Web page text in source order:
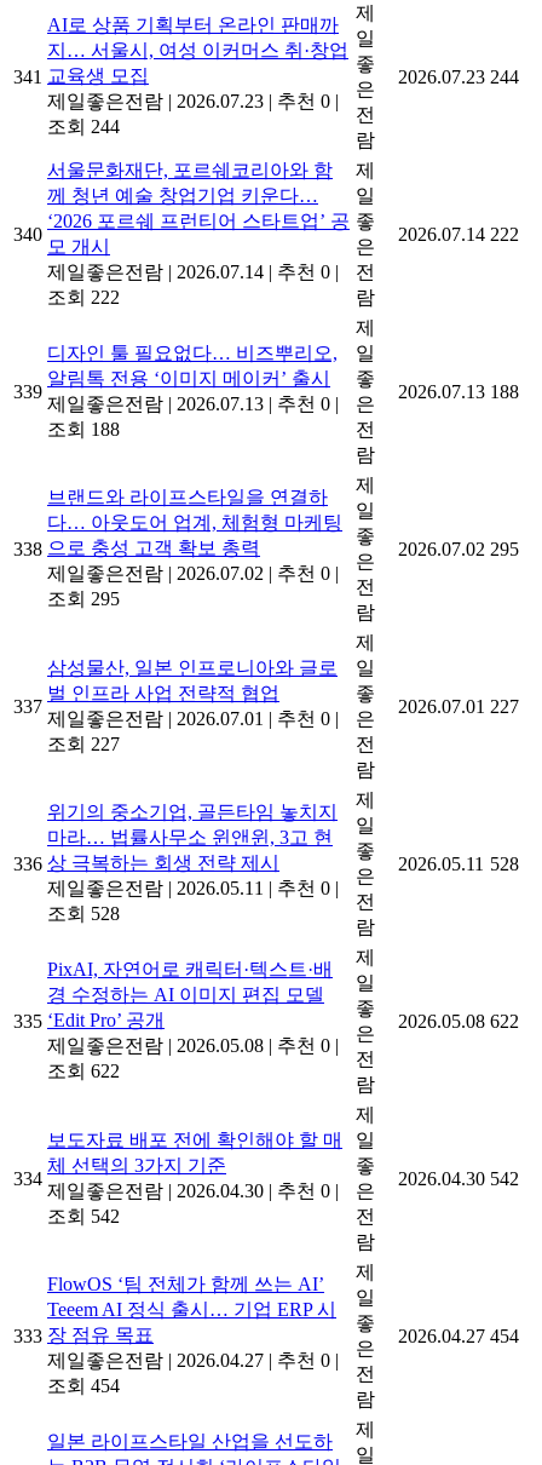
341
AI로 상품 기획부터 온라인 판매까
지… 서울시, 여성 이커머스 취·창업
교육생 모집
제일좋은전람 | 2026.07.23 | 추천 0 |
조회 244
제
일
좋
은
전
람
2026.07.23 244
340
서울문화재단, 포르쉐코리아와 함
께 청년 예술 창업기업 키운다…
‘2026 포르쉐 프런티어 스타트업’ 공
모 개시
제일좋은전람 | 2026.07.14 | 추천 0 |
조회 222
제
일
좋
은
전
람
2026.07.14 222
339
디자인 툴 필요없다… 비즈뿌리오,
알림톡 전용 ‘이미지 메이커’ 출시
제일좋은전람 | 2026.07.13 | 추천 0 |
조회 188
제
일
좋
은
전
람
2026.07.13 188
338
브랜드와 라이프스타일을 연결하
다… 아웃도어 업계, 체험형 마케팅
으로 충성 고객 확보 총력
제일좋은전람 | 2026.07.02 | 추천 0 |
조회 295
제
일
좋
은
전
람
2026.07.02 295
337
삼성물산, 일본 인프로니아와 글로
벌 인프라 사업 전략적 협업
제일좋은전람 | 2026.07.01 | 추천 0 |
조회 227
제
일
좋
은
전
람
2026.07.01 227
336
위기의 중소기업, 골든타임 놓치지
마라… 법률사무소 윈앤윈, 3고 현
상 극복하는 회생 전략 제시
제일좋은전람 | 2026.05.11 | 추천 0 |
조회 528
제
일
좋
은
전
람
2026.05.11 528
335
PixAI, 자연어로 캐릭터·텍스트·배
경 수정하는 AI 이미지 편집 모델
‘Edit Pro’ 공개
제일좋은전람 | 2026.05.08 | 추천 0 |
조회 622
제
일
좋
은
전
람
2026.05.08 622
334
보도자료 배포 전에 확인해야 할 매
체 선택의 3가지 기준
제일좋은전람 | 2026.04.30 | 추천 0 |
조회 542
제
일
좋
은
전
람
2026.04.30 542
333
FlowOS ‘팀 전체가 함께 쓰는 AI’
Teeem AI 정식 출시… 기업 ERP 시
장 점유 목표
제일좋은전람 | 2026.04.27 | 추천 0 |
조회 454
제
일
좋
은
전
람
2026.04.27 454
일본 라이프스타일 산업을 선도하
제
일